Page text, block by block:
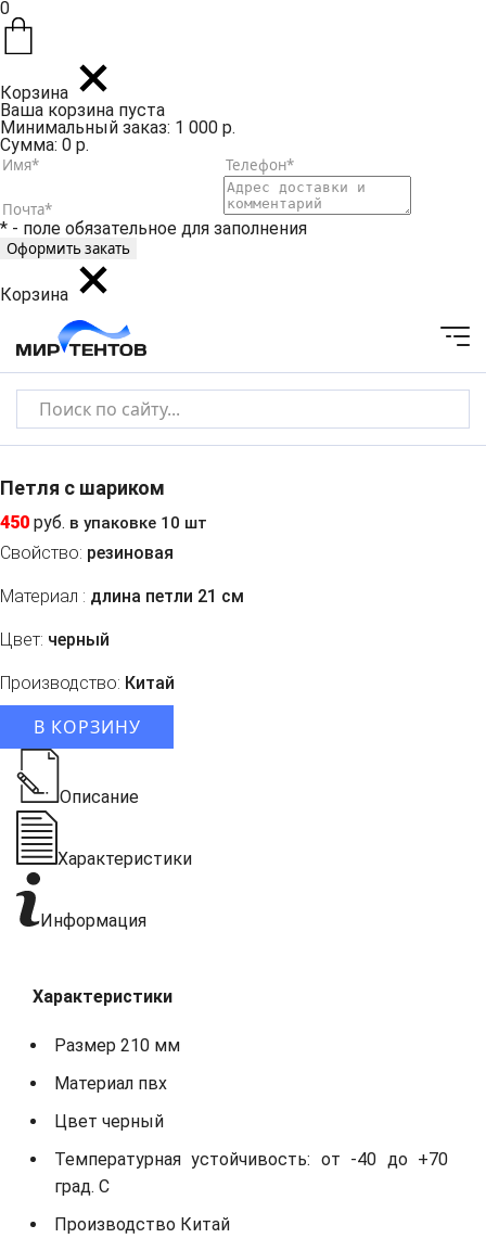
0
Корзина
Ваша корзина пуста
Минимальный заказ: 1 000 р.
Сумма: 0 р.
* - поле обязательное для заполнения
Корзина
Петля с шариком
450 руб. в упаковке 10 шт
Свойство: резиновая
Материал : длина петли 21 см
Цвет: черный
Производство: Китай
В КОРЗИНУ
Описание
Характеристики
Информация
Характеристики
Размер 210 мм
Материал пвх
Цвет черный
Температурная устойчивость: от -40 до +70
град. С
Производство Китай